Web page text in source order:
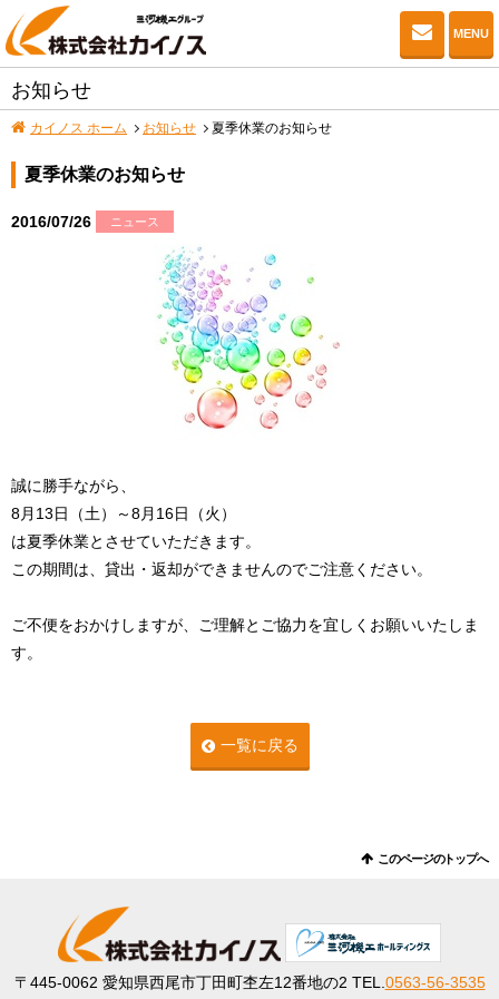
お問
MENU
お知らせ
カイノス ホーム お知らせ 夏季休業のお知らせ
夏季休業のお知らせ
2016/07/26 ニュース
誠に勝手ながら、
8月13日（土）～8月16日（火）
は夏季休業とさせていただきます。
この期間は、貸出・返却ができませんのでご注意ください。
ご不便をおかけしますが、ご理解とご協力を宜しくお願いいたしま
す。
一覧に戻る
このページのトップへ
〒445-0062 愛知県西尾市丁田町杢左12番地の2 TEL. 0563-56-3535